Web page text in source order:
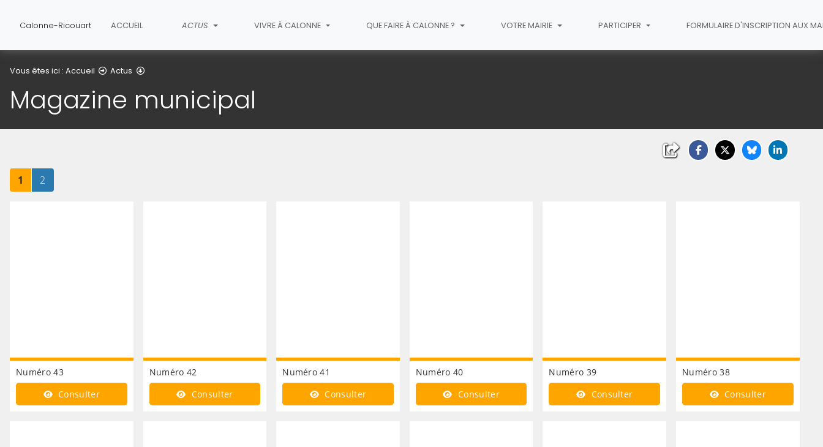
Calonne-Ricouart ACCUEIL ACTUS VIVRE À CALONNE QUE FAIRE À CALONNE ? VOTRE MAIRIE PARTICIPER FORMULAIRE D'INSCRIPTION AUX
Vous êtes ici : Accueil Actus
Magazine municipal
Page
1 sur 2Page
2
Numéro 43
Consulter
Numéro 42
Consulter
Numéro 41
Consulter
Numéro 40
Consulter
Numéro 39
Consulter
Numéro 38
Consulter